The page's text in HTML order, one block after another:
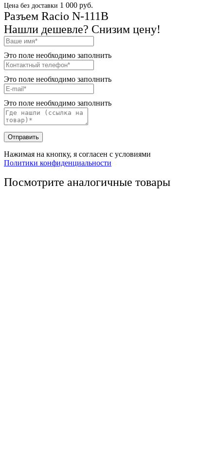
Цена без доставки 1 000 руб.
Разъем Racio N-111B
Нашли дешевле? Снизим цену!
Это поле необходимо заполнить
Это поле необходимо заполнить
Это поле необходимо заполнить
Отправить
Нажимая на кнопку, я согласен с условиями
Политики конфиденциальности
Посмотрите аналогичные товары